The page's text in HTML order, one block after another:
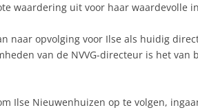
waardering uit voor haar waardevolle
naar opvolging voor Ilse als huidig
van de NVVG-directeur is het van
Ilse Nieuwenhuizen op te volgen,